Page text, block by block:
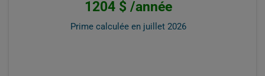
1204 $ /année
Prime calculée en juillet 2026